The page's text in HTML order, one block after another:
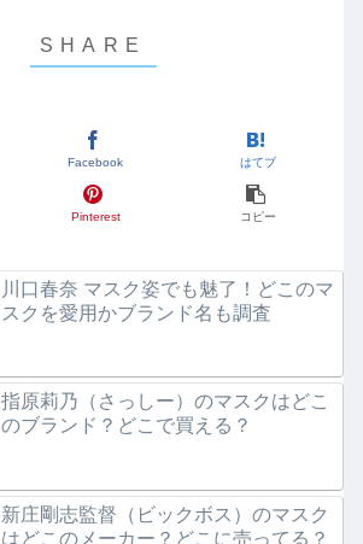
Facebook はてブ
Pinterest コピー
川口春奈 マスク姿でも魅了！どこのマ
スクを愛用かブランド名も調査
指原莉乃（さっしー）のマスクはどこ
のブランド？どこで買える？
新庄剛志監督（ビックボス）のマスク
はどこのメーカー？どこに売ってる？